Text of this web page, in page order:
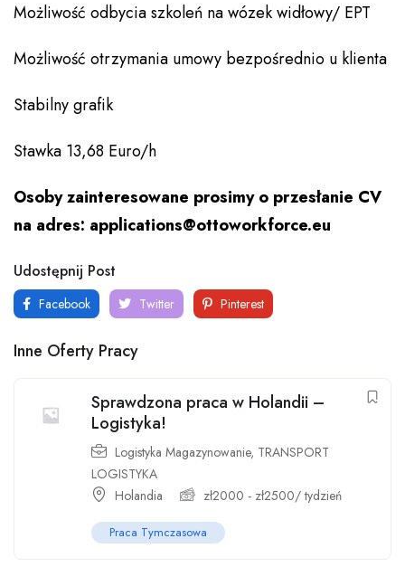
Możliwość odbycia szkoleń na wózek widłowy/ EPT
Możliwość otrzymania umowy bezpośrednio u klienta
Stabilny grafik
Stawka 13,68 Euro/h
Osoby zainteresowane prosimy o przesłanie CV
na adres: applications@ottoworkforce.eu
Udostępnij Post
Facebook Twitter Pinterest
Inne Oferty Pracy
Sprawdzona praca w Holandii –
Logistyka!
Logistyka Magazynowanie, TRANSPORT
LOGISTYKA
Holandia
zł2000 - zł2500/ tydzień
Praca Tymczasowa